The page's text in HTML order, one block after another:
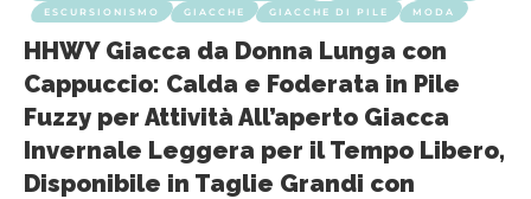
ESCURSIONISMO
GIACCHE GIACCHE DI PILE MODA
HHWY Giacca da Donna Lunga con
Cappuccio: Calda e Foderata in Pile
Fuzzy per Attività All’aperto Giacca
Invernale Leggera per il Tempo Libero,
Disponibile in Taglie Grandi con